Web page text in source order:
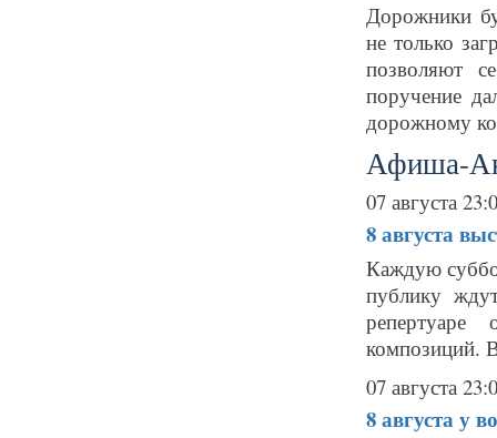
Дорожники
не только
позволяют
поручение
дорожному
Афиша-
07 августа
8 августа
Каждую
публику
репертуаре
композиций.
07 августа
8 августау